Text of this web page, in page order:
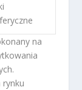
na
rynku